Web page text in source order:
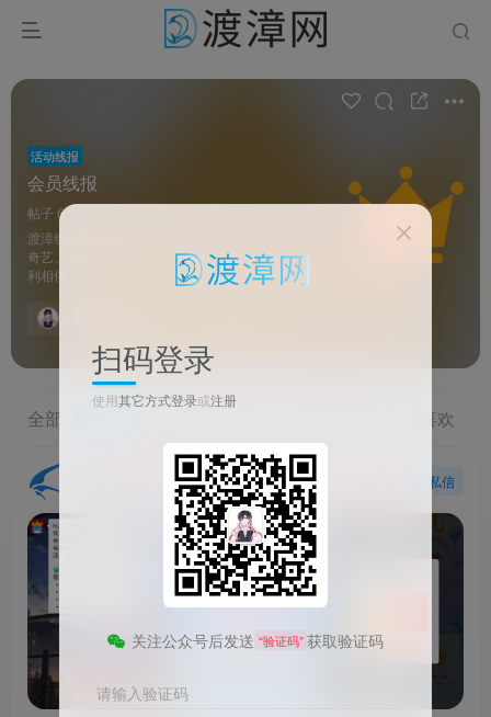
活动线报
会员线报
帖子 6
渡漳线报网会员线报栏目，每日更新腾讯视频、爱
奇艺、优酷等免费会员活动，让您追剧听歌总有福
利相伴。
全部 猜你喜欢
108次阅读
私信
扫码登录
使用其它方式登录或注册
关注公众号后发送 “验证码” 获取验证码
请输入验证码